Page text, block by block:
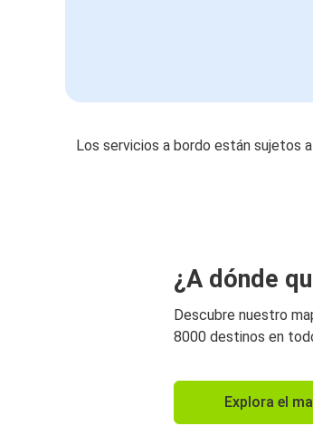
Los servicios a bordo están sujetos
¿A dónde
Descubre nuestro
8000 destinos en
Explora el